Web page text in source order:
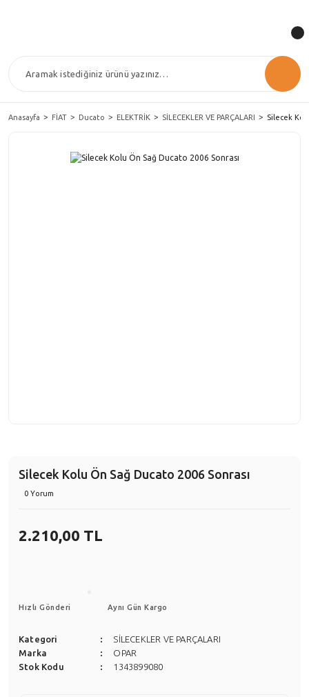
Anasayfa FİAT Ducato ELEKTRİK SİLECEKLER VE PARÇALARI Silecek
Silecek Kolu Ön Sağ Ducato 2006 Sonrası
0 Yorum
2.210,00 TL
Hızlı Gönderi Aynı Gün Kargo
Kategori
SİLECEKLER VE PARÇALARI
Marka
OPAR
Stok Kodu
1343899080